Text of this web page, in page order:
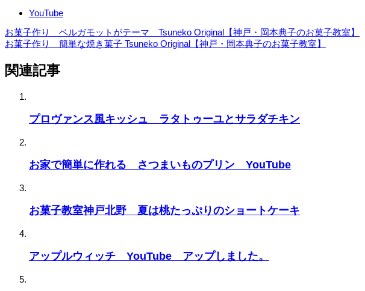
YouTube
お菓子作り ベルガモットがテーマ Tsuneko Original【神戸・岡本典子のお菓子教室】
お菓子作り 簡単な焼き菓子 Tsuneko Original【神戸・岡本典子のお菓子教室】
関連記事
プロヴァンス風キッシュ ラタトゥーユとサラダチキン
お家で簡単に作れる さつまいものプリン YouTube
お菓子教室神戸北野 夏は桃たっぷりのショートケーキ
アップルウィッチ YouTube アップしました。